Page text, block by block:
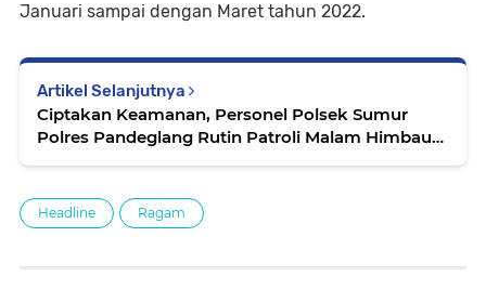
Januari sampai dengan Maret tahun 2022.
Artikel Selanjutnya
Ciptakan Keamanan, Personel Polsek Sumur
Polres Pandeglang Rutin Patroli Malam Himbau
Headline Ragam